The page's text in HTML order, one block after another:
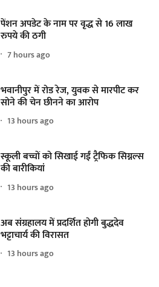
पेंशन अपडेट के नाम पर वृद्ध से 16 लाख
रुपये की ठगी
7 hours ago
भवानीपुर में रोड रेज, युवक से मारपीट कर
सोने की चेन छीनने का आरोप
13 hours ago
स्कूली बच्चों को सिखाई गईं ट्रैफिक सिग्नल्स
की बारीकियां
13 hours ago
अब संग्रहालय में प्रदर्शित होगी बुद्धदेव
भट्टाचार्य की विरासत
13 hours ago